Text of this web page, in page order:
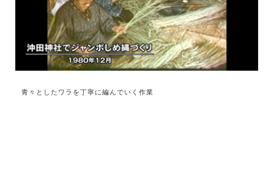
青々としたワラを丁寧に編んでいく作業